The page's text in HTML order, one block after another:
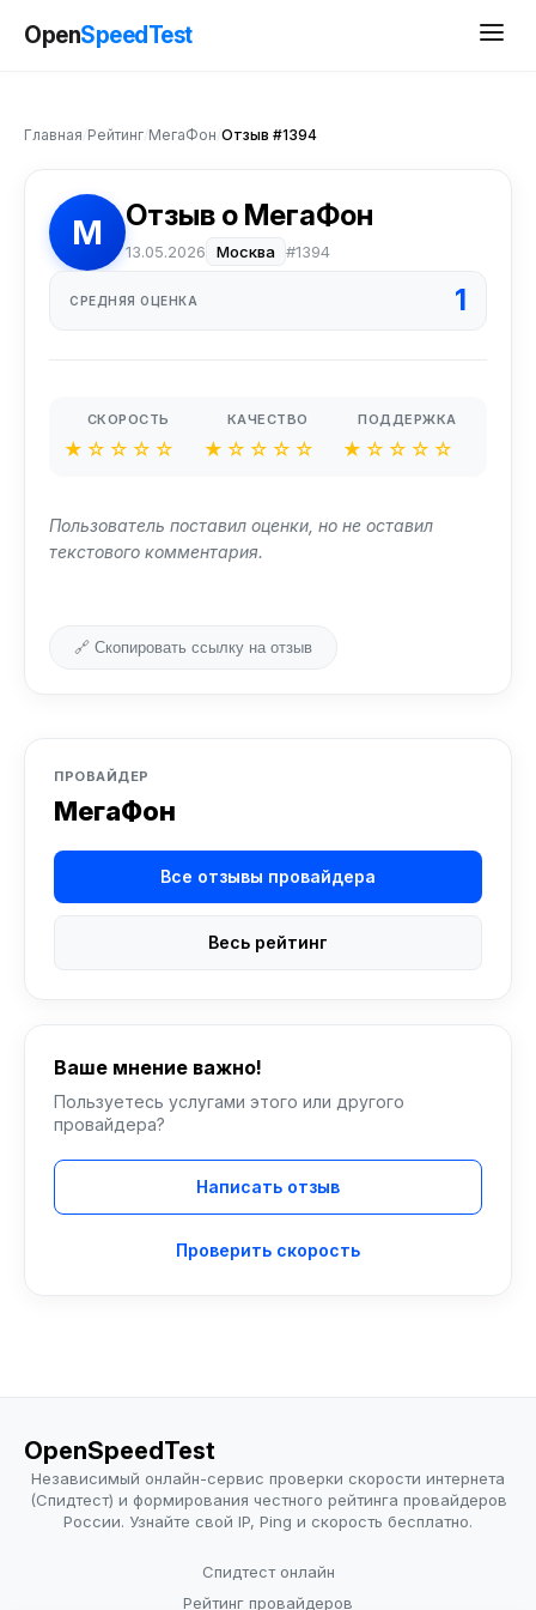
OpenSpeedTest
Главная Рейтинг МегаФон Отзыв #1394
М Отзыв о МегаФон
13.05.2026 Москва #1394
1
СРЕДНЯЯ ОЦЕНКА
СКОРОСТЬ
★☆☆☆☆
КАЧЕСТВО
★☆☆☆☆
ПОДДЕРЖКА
★☆☆☆☆
Пользователь поставил оценки, но не оставил
текстового комментария.
🔗 Скопировать ссылку на отзыв
ПРОВАЙДЕР
МегаФон
Все отзывы провайдера
Весь рейтинг
Ваше мнение важно!
Пользуетесь услугами этого или другого
провайдера?
Написать отзыв
Проверить скорость
OpenSpeedTest
Независимый онлайн-сервис проверки скорости интернета
(Спидтест) и формирования честного рейтинга провайдеров
России. Узнайте свой IP, Ping и скорость бесплатно.
Спидтест онлайн
Рейтинг провайдеров